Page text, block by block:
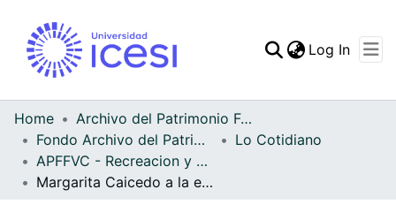
Statistics
Log In
Home
Archivo del Patrimonio Fotográfico y Fílmico del Valle del Cauca
Fondo Archivo del Patrimonio Fotográfico y Fílmico del Valle del Cauca
Lo Cotidiano
APFFVC - Recreacion y Paseo - Patrimonial
Margarita Caicedo a la edad de 13 años, intentando echar la atarraya al río Cauca